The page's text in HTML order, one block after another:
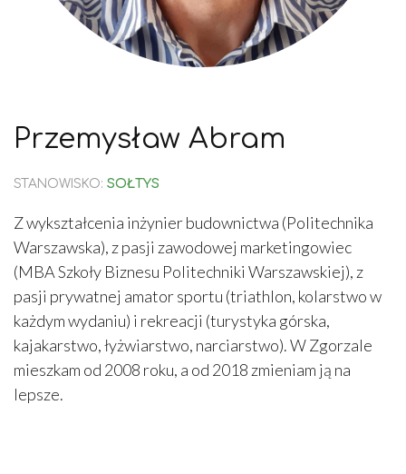
Przemysław Abram
STANOWISKO: SOŁTYS
Z wykształcenia inżynier budownictwa (Politechnika
Warszawska), z pasji zawodowej marketingowiec
(MBA Szkoły Biznesu Politechniki Warszawskiej), z
pasji prywatnej amator sportu (triathlon, kolarstwo w
każdym wydaniu) i rekreacji (turystyka górska,
kajakarstwo, łyżwiarstwo, narciarstwo). W Zgorzale
mieszkam od 2008 roku, a od 2018 zmieniam ją na
lepsze.